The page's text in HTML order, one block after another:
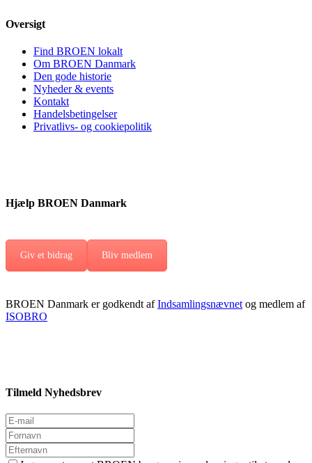
Oversigt
Find BROEN lokalt
Om BROEN Danmark
Den gode historie
Nyheder & events
Kontakt
Handelsbetingelser
Privatlivs- og cookiepolitik
Hjælp BROEN Danmark
Giv et bidrag Bliv medlem
BROEN Danmark er godkendt afIndsamlingsnævnet og medlem af
ISOBRO
Tilmeld Nyhedsbrev